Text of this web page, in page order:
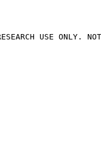
USE ONLY.